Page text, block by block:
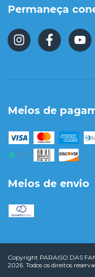
Permaneça
Meios de
Meios de envio
Copyright PARAISO DAS
2026. Todos os direitos